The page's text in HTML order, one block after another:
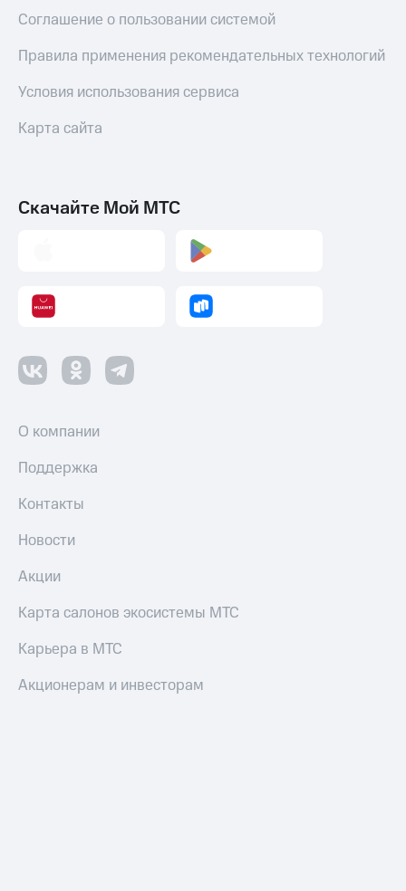
Соглашение о пользовании системой
Правила применения рекомендательных технологий
Условия использования сервиса
Карта сайта
Скачайте Мой МТС
О компании
Поддержка
Контакты
Новости
Акции
Карта салонов экосистемы МТС
Карьера в МТС
Акционерам и инвесторам